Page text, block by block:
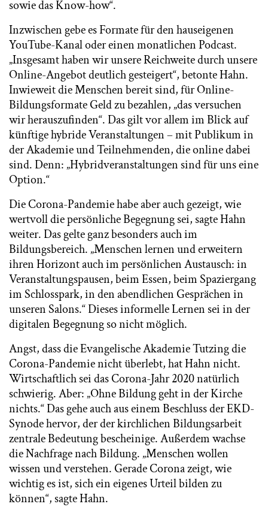
sowie das Know-how“.
Inzwischen gebe es Formate für den hauseigenen
YouTube-Kanal oder einen monatlichen Podcast.
„Insgesamt haben wir unsere Reichweite durch unsere
Online-Angebot deutlich gesteigert“, betonte Hahn.
Inwieweit die Menschen bereit sind, für Online-
Bildungsformate Geld zu bezahlen, „das versuchen
wir herauszufinden“. Das gilt vor allem im Blick auf
künftige hybride Veranstaltungen – mit Publikum in
der Akademie und Teilnehmenden, die online dabei
sind. Denn: „Hybridveranstaltungen sind für uns eine
Option.“
Die Corona-Pandemie habe aber auch gezeigt, wie
wertvoll die persönliche Begegnung sei, sagte Hahn
weiter. Das gelte ganz besonders auch im
Bildungsbereich. „Menschen lernen und erweitern
ihren Horizont auch im persönlichen Austausch: in
Veranstaltungspausen, beim Essen, beim Spaziergang
im Schlosspark, in den abendlichen Gesprächen in
unseren Salons.“ Dieses informelle Lernen sei in der
digitalen Begegnung so nicht möglich.
Angst, dass die Evangelische Akademie Tutzing die
Corona-Pandemie nicht überlebt, hat Hahn nicht.
Wirtschaftlich sei das Corona-Jahr 2020 natürlich
schwierig. Aber: „Ohne Bildung geht in der Kirche
nichts.“ Das gehe auch aus einem Beschluss der EKD-
Synode hervor, der der kirchlichen Bildungsarbeit
zentrale Bedeutung bescheinige. Außerdem wachse
die Nachfrage nach Bildung. „Menschen wollen
wissen und verstehen. Gerade Corona zeigt, wie
wichtig es ist, sich ein eigenes Urteil bilden zu
können“, sagte Hahn.